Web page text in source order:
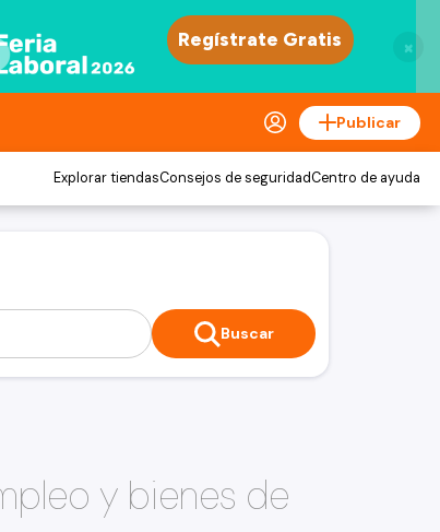
×
Publicar
Explorar tiendasConsejos de seguridadCentro de ayuda
Buscar
y bienes de